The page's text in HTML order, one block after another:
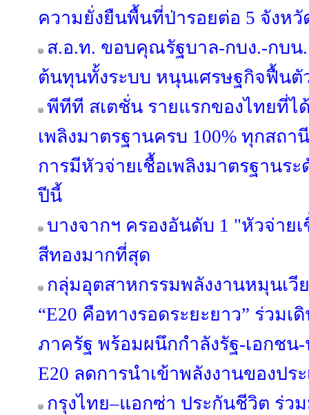
ความยั่งยืนพื้นที่ป่ารอยต่อ 5 จังห
ส.อ.ท. ขอบคุณรัฐบาล-กบง.-กบ
ต้นทุนทั้งระบบ หนุนเศรษฐกิจฟื้นตั
พีทีที สเตชั่น รายแรกของไทยที่
เพลิงมาตรฐานครบ 100% ทุกสถา
การมีหัวจ่ายเชื้อเพลิงมาตรฐานร
ปีนี้
บางจากฯ ครองอันดับ 1 "หัวจ่าย
สีทองมากที่สุด
กลุ่มอุตสาหกรรมพลังงานหมุนเวี
“E20 คือทางรอดระยะยาว” ร่วม
ภาครัฐ พร้อมผนึกกำลังรัฐ-เอกช
E20 ลดการนำเข้าพลังงานของปร
กรุงไทย–แอกซ่า ประกันชีวิต ร่ว